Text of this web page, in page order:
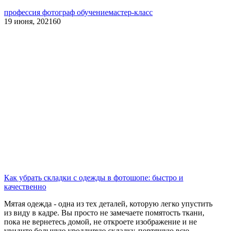
профессия фотограф обучениемастер-класс
19 июня, 202160
Как убрать складки с одежды в фотошопе: быстро и
качественно
Мятая одежда - одна из тех деталей, которую легко упустить
из виду в кадре. Вы просто не замечаете помятость ткани,
пока не вернетесь домой, не откроете изображение и не